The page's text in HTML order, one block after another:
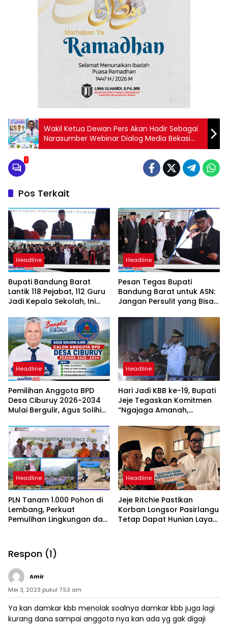
Wakil Ketua Dewan Pers Akan Hadir Sebagai
Narasumber Webinar Dialog Media Bekasi
Raya
1
Pos Terkait
Headline
Bupati Bandung Barat
Lantik 118 Pejabat, 112 Guru
Jadi Kepala Sekolah, Ini
Barunya
Headline
Pesan Tegas Bupati
Bandung Barat untuk ASN:
Jangan Persulit yang Bisa
Headline
Pemilihan Anggota BPD
Desa Ciburuy 2026-2034
Mulai Bergulir, Agus Solihin
Visi “Ciburuy Merata, Adil
Diawasi BPD”
Headline
Hari Jadi KBB ke-19, Bupati
Jeje Tegaskan Komitmen
“Ngajaga Amanah,
Headline
PLN Tanam 1.000 Pohon di
Lembang, Perkuat
Pemulihan Lingkungan dan
Headline
Jeje Ritchie Pastikan
Korban Longsor Pasirlangu
Tetap Dapat Hunian Layak
Respon (1)
Amir
Mei 3, 2023 pukul 7:53 am
Ya kan damkar kbb menolak soalnya damkar kbb juga lagi
kurang dana sampai anggota nya kan ada yg gak digaji